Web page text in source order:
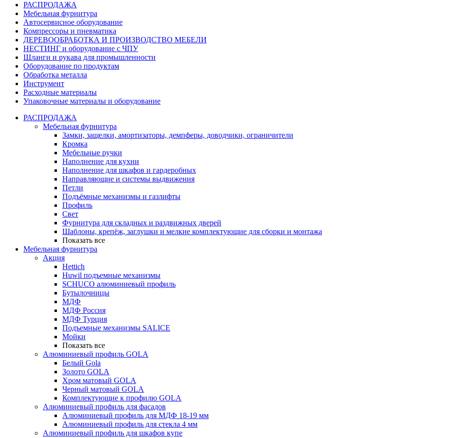
РАСПРОДАЖА
Мебельная фурнитура
Автосервисное оборудование
Компрессоры и пневматика
ДЕРЕВООБРАБОТКА И ПРОИЗВОДСТВО МЕБЕЛИ
НЕСТИНГ и оборудование с ЧПУ
Шланги и рукава для промышленности
Оборудование по продуктам
Обработка металла
Инструмент
Расходные материалы
Упаковочные материалы и оборудование
РАСПРОДАЖА
Мебельная фурнитура
Замки, защелки, амортизаторы, демпферы, доводчики, ограничители
Кромка
Мебельные ручки
Наполнение для кухни
Наполнение для шкафов и гардеробных
Направляющие и системы выдвижения
Петли
Подъёмные механизмы и газлифты
Профиль
Свет
Фурнитура для складных и раздвижных дверей
Шаблоны, крепёж, заглушки и мелкие комплектующие для сборки и монтажа
Показать все
Мебельная фурнитура
Акция
Hettich
Huwil подъемные механизмы
SCHUCO алюминиевый профиль
Бутылочницы
МДФ
МДФ Россия
МДФ Турция
Подъемные механизмы SALICE
Мойки
Показать все
Алюминиевый профиль GOLA
Белый Gola
Золото GOLA
Хром матовый GOLA
Черный матовый GOLA
Комплектующие к профилю GOLA
Алюминиевый профиль для фасадов
Алюминиевый профиль для МДФ 18-19 мм
Алюминиевый профиль для стекла 4 мм
Алюминиевый профиль для шкафов купе